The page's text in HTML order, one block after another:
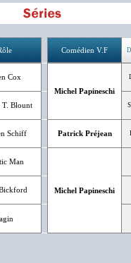
Comédien V.F
Cox
Michel Papineschi
T. Blount
Schiff Patrick Préjean
Man
Michel Papineschi